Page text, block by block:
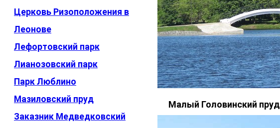
Церковь Ризоположения в
Леонове
Лефортовский парк
Лианозовский парк
Парк Люблино
Мазиловский пруд
Заказник Медведковский
Малый Головинский пруд